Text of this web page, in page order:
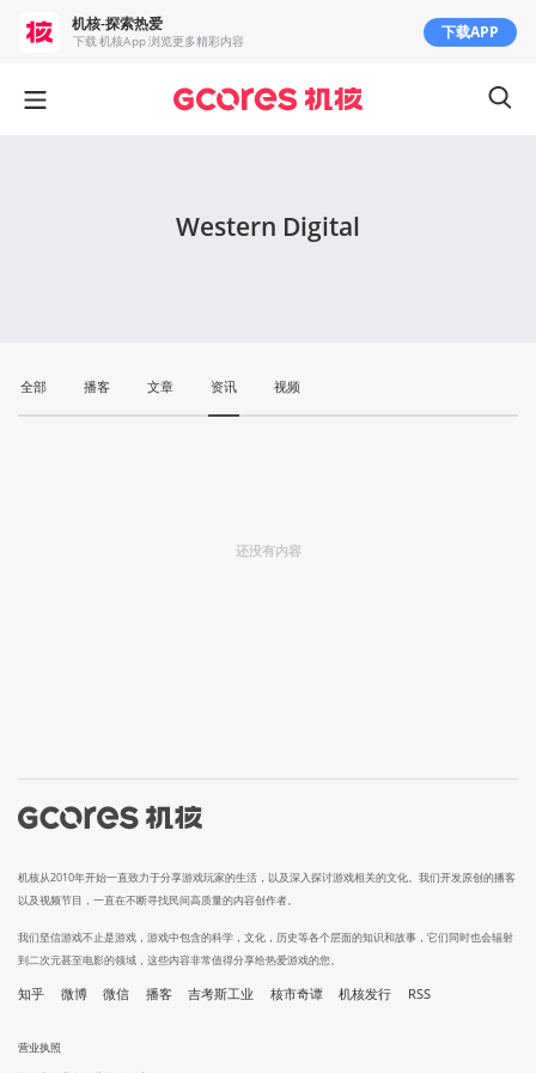
Western Digital
全部 播客 文章 资讯 视频
还没有内容
机核从2010年开始一直致力于分享游戏玩家的生活，以及深入探讨游戏相关的文化。我们开发原创的播客
以及视频节目，一直在不断寻找民间高质量的内容创作者。
我们坚信游戏不止是游戏，游戏中包含的科学，文化，历史等各个层面的知识和故事，它们同时也会辐射
到二次元甚至电影的领域，这些内容非常值得分享给热爱游戏的您。
知乎 微博 微信 播客 吉考斯工业 核市奇谭 机核发行 RSS
营业执照
机核-探索热爱
下载 机核App 浏览更多精彩内容 下载APP